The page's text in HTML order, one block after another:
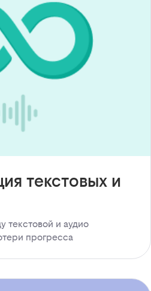
текстовых и
текстовой и аудио
прогресса